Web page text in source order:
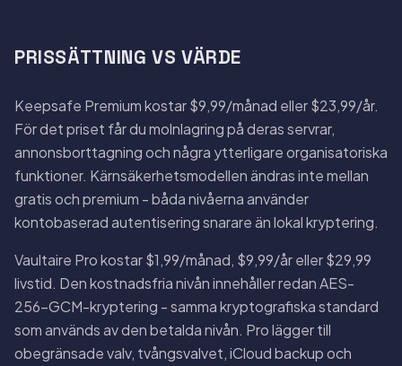
PRISSÄTTNING VS VÄRDE
Keepsafe Premium kostar $9,99/månad eller $23,99/år.
För det priset får du molnlagring på deras servrar,
annonsborttagning och några ytterligare organisatoriska
funktioner. Kärnsäkerhetsmodellen ändras inte mellan
gratis och premium - båda nivåerna använder
kontobaserad autentisering snarare än lokal kryptering.
Vaultaire Pro kostar $1,99/månad, $9,99/år eller $29,99
livstid. Den kostnadsfria nivån innehåller redan AES-
256-GCM-kryptering - samma kryptografiska standard
som används av den betalda nivån. Pro lägger till
obegränsade valv, tvångsvalvet, iCloud backup och